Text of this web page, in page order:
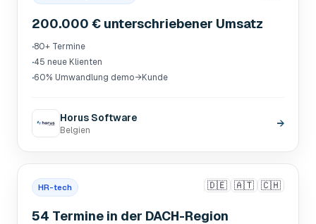
200.000 € unterschriebener Umsatz
·80+ Termine
·45 neue Klienten
·60% Umwandlung demo→Kunde
Horus Software
Belgien
→
HR-tech 🇩🇪 🇦🇹 🇨🇭
54 Termine in der DACH-Region